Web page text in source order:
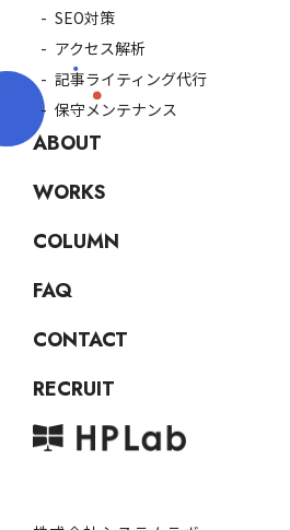
SEO対策
アクセス解析
記事ライティング代行
保守メンテナンス
ABOUT
WORKS
COLUMN
FAQ
CONTACT
RECRUIT